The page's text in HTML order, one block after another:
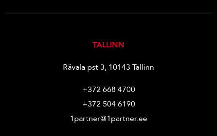
TALLINN
Rävala pst 3, 10143 Tallinn
+372 668 4700
+372 504 6190
1partner@1partner.ee